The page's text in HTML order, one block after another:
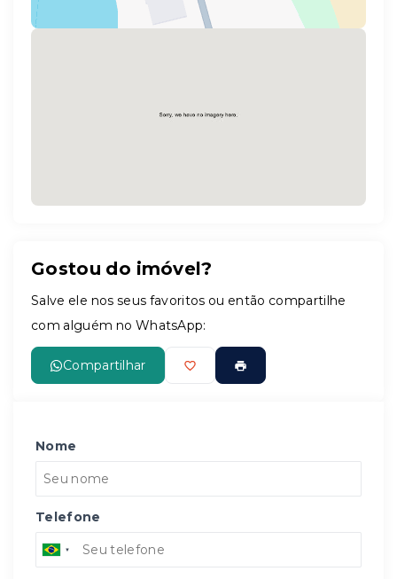
Gostou do imóvel?
Salve ele nos seus favoritos ou então compartilhe
com alguém no WhatsApp:
Compartilhar
Nome
Telefone